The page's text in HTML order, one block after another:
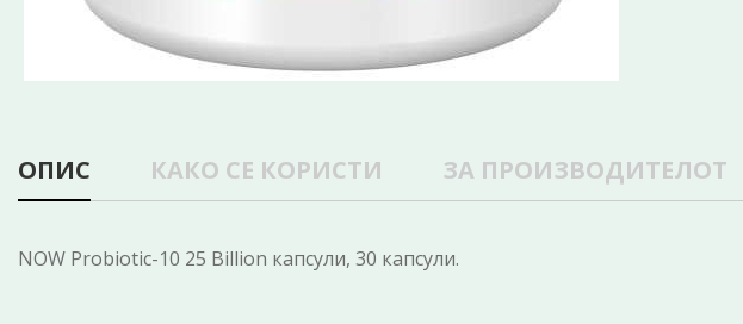
ОПИС КАКО СЕ КОРИСТИ ЗА ПРОИЗВОДИТЕЛОТ
NOW Probiotic-10 25 Billion капсули, 30 капсули.